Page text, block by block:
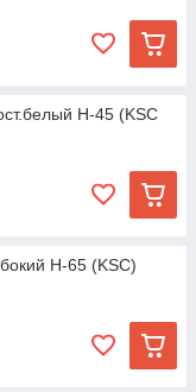
H-45 (KSC
Н-65 (KSC)